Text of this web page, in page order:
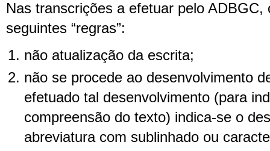
Nas transcrições a efetuar pelo ADBGC,
seguintes “regras”:
não atualização da escrita;
não se procede ao desenvolvimento
efetuado tal desenvolvimento (para
compreensão do texto) indica-se o
abreviatura com sublinhado ou